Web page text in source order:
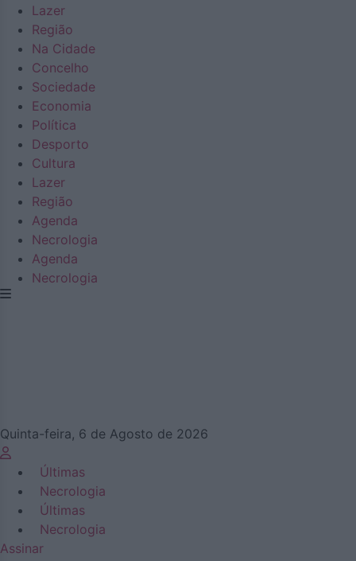
Lazer
Região
Na Cidade
Concelho
Sociedade
Economia
Política
Desporto
Cultura
Lazer
Região
Agenda
Necrologia
Agenda
Necrologia
Quinta-feira, 6 de Agosto de 2026
Últimas
Necrologia
Últimas
Necrologia
Assinar